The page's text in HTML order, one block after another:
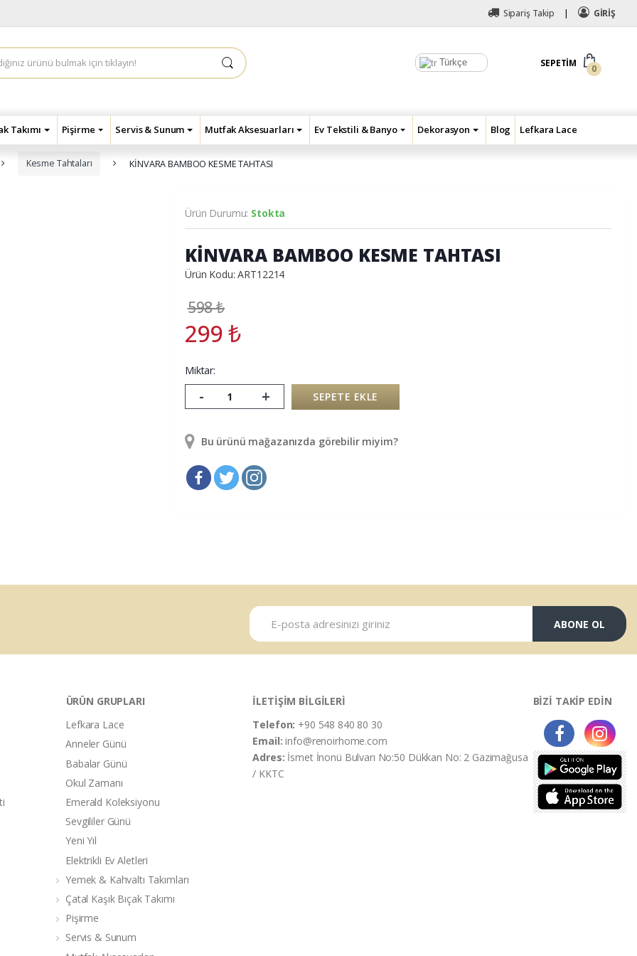
Sipariş Takip GİRİŞ
Türkçe SEPETIM
0
Takımı Pişirme Servis & Sunum Mutfak Aksesuarları Ev Tekstili & Banyo Dekorasyon Blog Lefkara Lace
Kesme Tahtaları KİNVARA BAMBOO KESME TAHTASI
Ürün Durumu: Stokta
KİNVARA BAMBOO KESME TAHTASI
Ürün Kodu: ART12214
598₺
299₺
Miktar:
- + SEPETE EKLE
Bu ürünü mağazanızda görebilir miyim?
ABONE OL
ÜRÜN GRUPLARI
Lefkara Lace
Anneler Günü
Babalar Günü
Okul Zamanı
Emerald Koleksiyonu
Sevgililer Günü
Yeni Yıl
Elektrikli Ev Aletleri
Yemek & Kahvaltı Takımları
Çatal Kaşık Bıçak Takımı
Pişirme
Servis & Sunum
İLETİŞİM BİLGİLERİ
Telefon: +90 548 840 80 30
Email:info@renoirhome.com
Adres: İsmet İnonü Bulvarı No:50 Dükkan No: 2 Gazimağusa
/ KKTC
BİZİ TAKİP EDİN